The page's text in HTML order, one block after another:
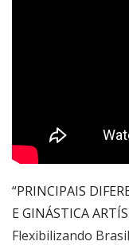
“PRINCIPAIS
E GINÁSTICA
Flexibilizando Brasil